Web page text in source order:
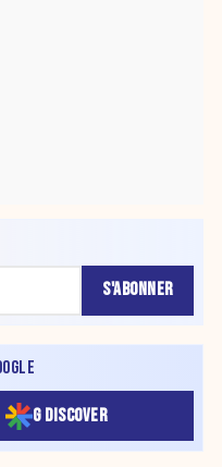
S'ABONNER
G DISCOVER